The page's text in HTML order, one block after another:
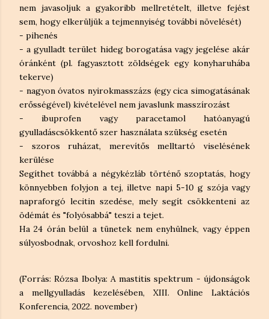
nem javasoljuk a gyakoribb mellretételt, illetve fejést
sem, hogy elkerüljük a tejmennyiség további növelését)
- pihenés
- a gyulladt terület hideg borogatása vagy jegelése akár
óránként (pl. fagyasztott zöldségek egy konyharuhába
tekerve)
- nagyon óvatos nyirokmasszázs (egy cica simogatásának
erősségével) kivételével nem javaslunk masszírozást
- ibuprofen vagy paracetamol hatóanyagú
gyulladáscsökkentő szer használata szükség esetén
- szoros ruházat, merevítős melltartó viselésének
kerülése
Segíthet továbbá a négykézláb történő szoptatás, hogy
könnyebben folyjon a tej, illetve napi 5-10 g szója vagy
napraforgó lecitin szedése, mely segít csökkenteni az
ödémát és "folyósabbá" teszi a tejet.
Ha 24 órán belül a tünetek nem enyhülnek, vagy éppen
súlyosbodnak, orvoshoz kell fordulni.
(Forrás: Rózsa Ibolya: A mastitis spektrum - újdonságok
a mellgyulladás kezelésében, XIII. Online Laktációs
Konferencia, 2022. november)